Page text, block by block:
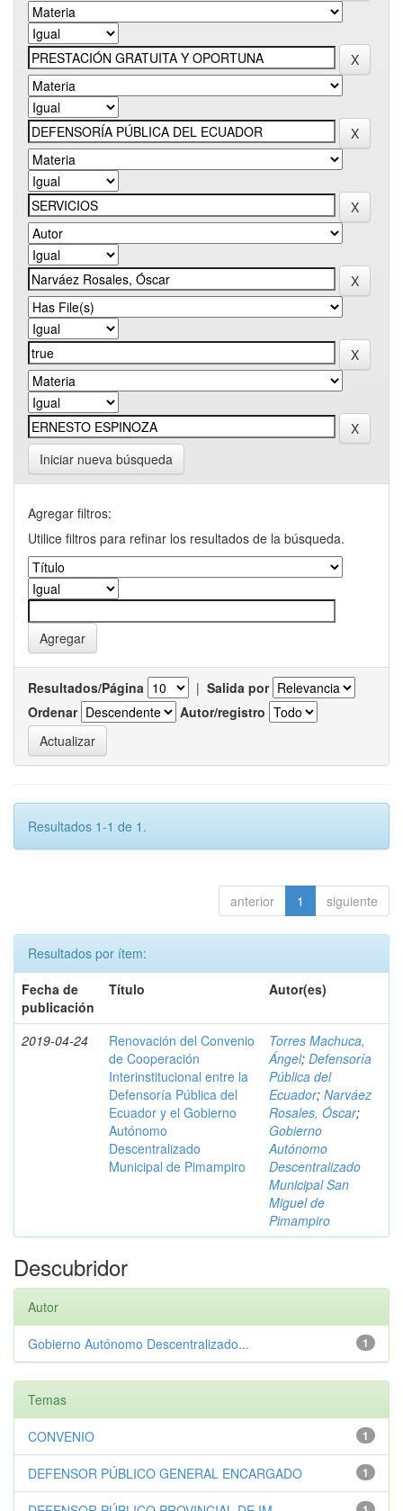
Iniciar nueva búsqueda
Agregar filtros:
Utilice filtros para refinar los resultados de la búsqueda.
Resultados/Página | Salida por
Ordenar
Autor/registro
Resultados 1-1 de 1.
anterior 1 siguiente
Resultados por ítem:
Fecha de
publicación
Título Autor(es)
2019-04-24
Renovación del Convenio
de Cooperación
Interinstitucional entre la
Defensoría Pública del
Ecuador y el Gobierno
Autónomo
Descentralizado
Municipal de Pimampiro
Torres Machuca,
Ángel; Defensoría
Pública del
Ecuador; Narváez
Rosales, Óscar;
Gobierno
Autónomo
Descentralizado
Municipal San
Miguel de
Pimampiro
Descubridor
Autor
1
Gobierno Autónomo Descentralizado...
Temas
1
CONVENIO
1
DEFENSOR PÚBLICO GENERAL ENCARGADO